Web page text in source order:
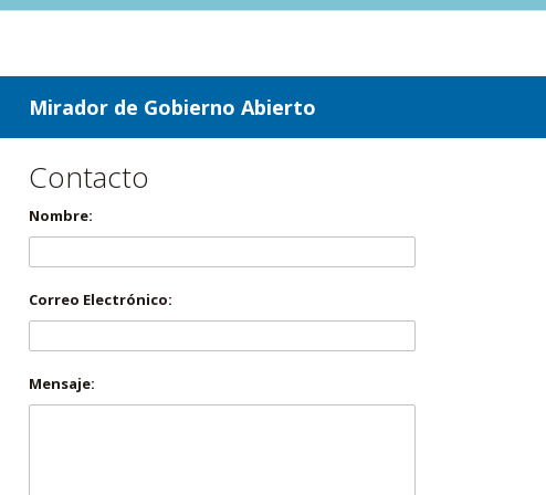
ir a contenido
ir al menú
Mirador de Gobierno Abierto
Contacto
Nombre:
Correo Electrónico:
Mensaje: